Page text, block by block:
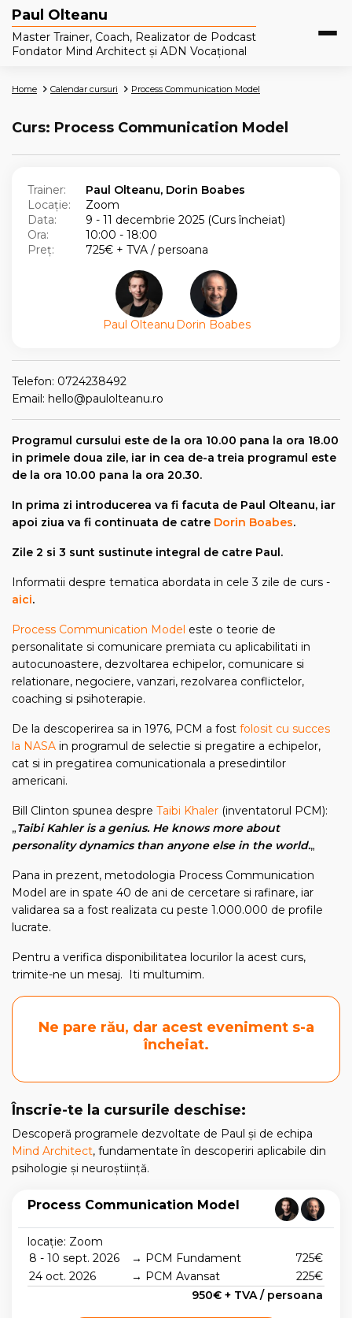
Paul Olteanu
Master Trainer, Coach, Realizator de Podcast
Fondator Mind Architect și ADN Vocațional
Home Calendar cursuri Process Communication Model
Curs: Process Communication Model
Trainer:
Paul Olteanu, Dorin Boabes
Locație:
Zoom
Data:
9 - 11 decembrie 2025 (Curs încheiat)
Ora:
10:00 - 18:00
Preț:
725€ + TVA / persoana
Paul Olteanu Dorin Boabes
Telefon: 0724238492
Email: hello@paulolteanu.ro
Programul cursului este de la ora 10.00 pana la ora 18.00
in primele doua zile, iar in cea de-a treia programul este
de la ora 10.00 pana la ora 20.30.
In prima zi introducerea va fi facuta de Paul Olteanu, iar
apoi ziua va fi continuata de catre Dorin Boabes.
Zile 2 si 3 sunt sustinute integral de catre Paul.
Informatii despre tematica abordata in cele 3 zile de curs -
aici.
Process Communication Model este o teorie de
personalitate si comunicare premiata cu aplicabilitati in
autocunoastere, dezvoltarea echipelor, comunicare si
relationare, negociere, vanzari, rezolvarea conflictelor,
coaching si psihoterapie.
De la descoperirea sa in 1976, PCM a fost folosit cu succes
la NASA in programul de selectie si pregatire a echipelor,
cat si in pregatirea comunicationala a presedintilor
americani.
Bill Clinton spunea despre Taibi Khaler (inventatorul PCM):
„Taibi Kahler is a genius. He knows more about
personality dynamics than anyone else in the world.„
Pana in prezent, metodologia Process Communication
Model are in spate 40 de ani de cercetare si rafinare, iar
validarea sa a fost realizata cu peste 1.000.000 de profile
lucrate.
Pentru a verifica disponibilitatea locurilor la acest curs,
trimite-ne un mesaj. Iti multumim.
Ne pare rău, dar acest eveniment s-a
încheiat.
Înscrie-te la cursurile deschise:
Descoperă programele dezvoltate de Paul și de echipa
Mind Architect, fundamentate în descoperiri aplicabile din
psihologie și neuroștiință.
Process Communication Model
locație: Zoom
8 - 10 sept. 2026
→ PCM Fundament
725€
24 oct. 2026
→ PCM Avansat
225€
950€ + TVA / persoana